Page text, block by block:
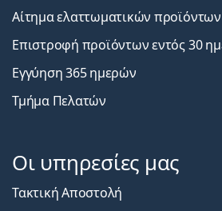
Αίτημα ελαττωματικών προϊόντων
Επιστροφή προϊόντων εντός 30
Εγγύηση 365 ημερών
Τμήμα Πελατών
Οι υπηρεσίες μας
Τακτική Αποστολή